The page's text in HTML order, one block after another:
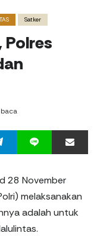
Satker
Polres
TelegramLine %s
28 November
melaksanakan
adalah untuk